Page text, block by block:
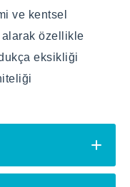
ve kentsel
özellikle
eksikliği